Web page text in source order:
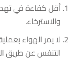
أقل كفاءة في
والاسترخاء.
لا يمر الهواء
التنفس عن طريق